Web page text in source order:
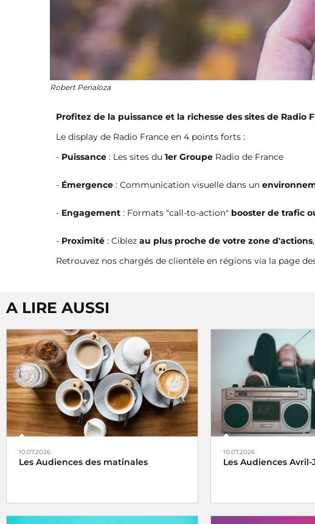
Robert Penaloza
Profitez de la puissance et la richesse des sites de
Le display de Radio France en 4 points forts :
- Puissance : Les sites du 1er Groupe Radio de France
- Émergence : Communication visuelle dans un
- Engagement : Formats "call-to-action" booster de trafic
- Proximité : Ciblez au plus proche de votre zone d'actions
Retrouvez nos chargés de clientèle en régions via la page
A LIRE AUSSI
10.07.2026
Les Audiences des matinales
10.07.2026
Les Audiences Avril-